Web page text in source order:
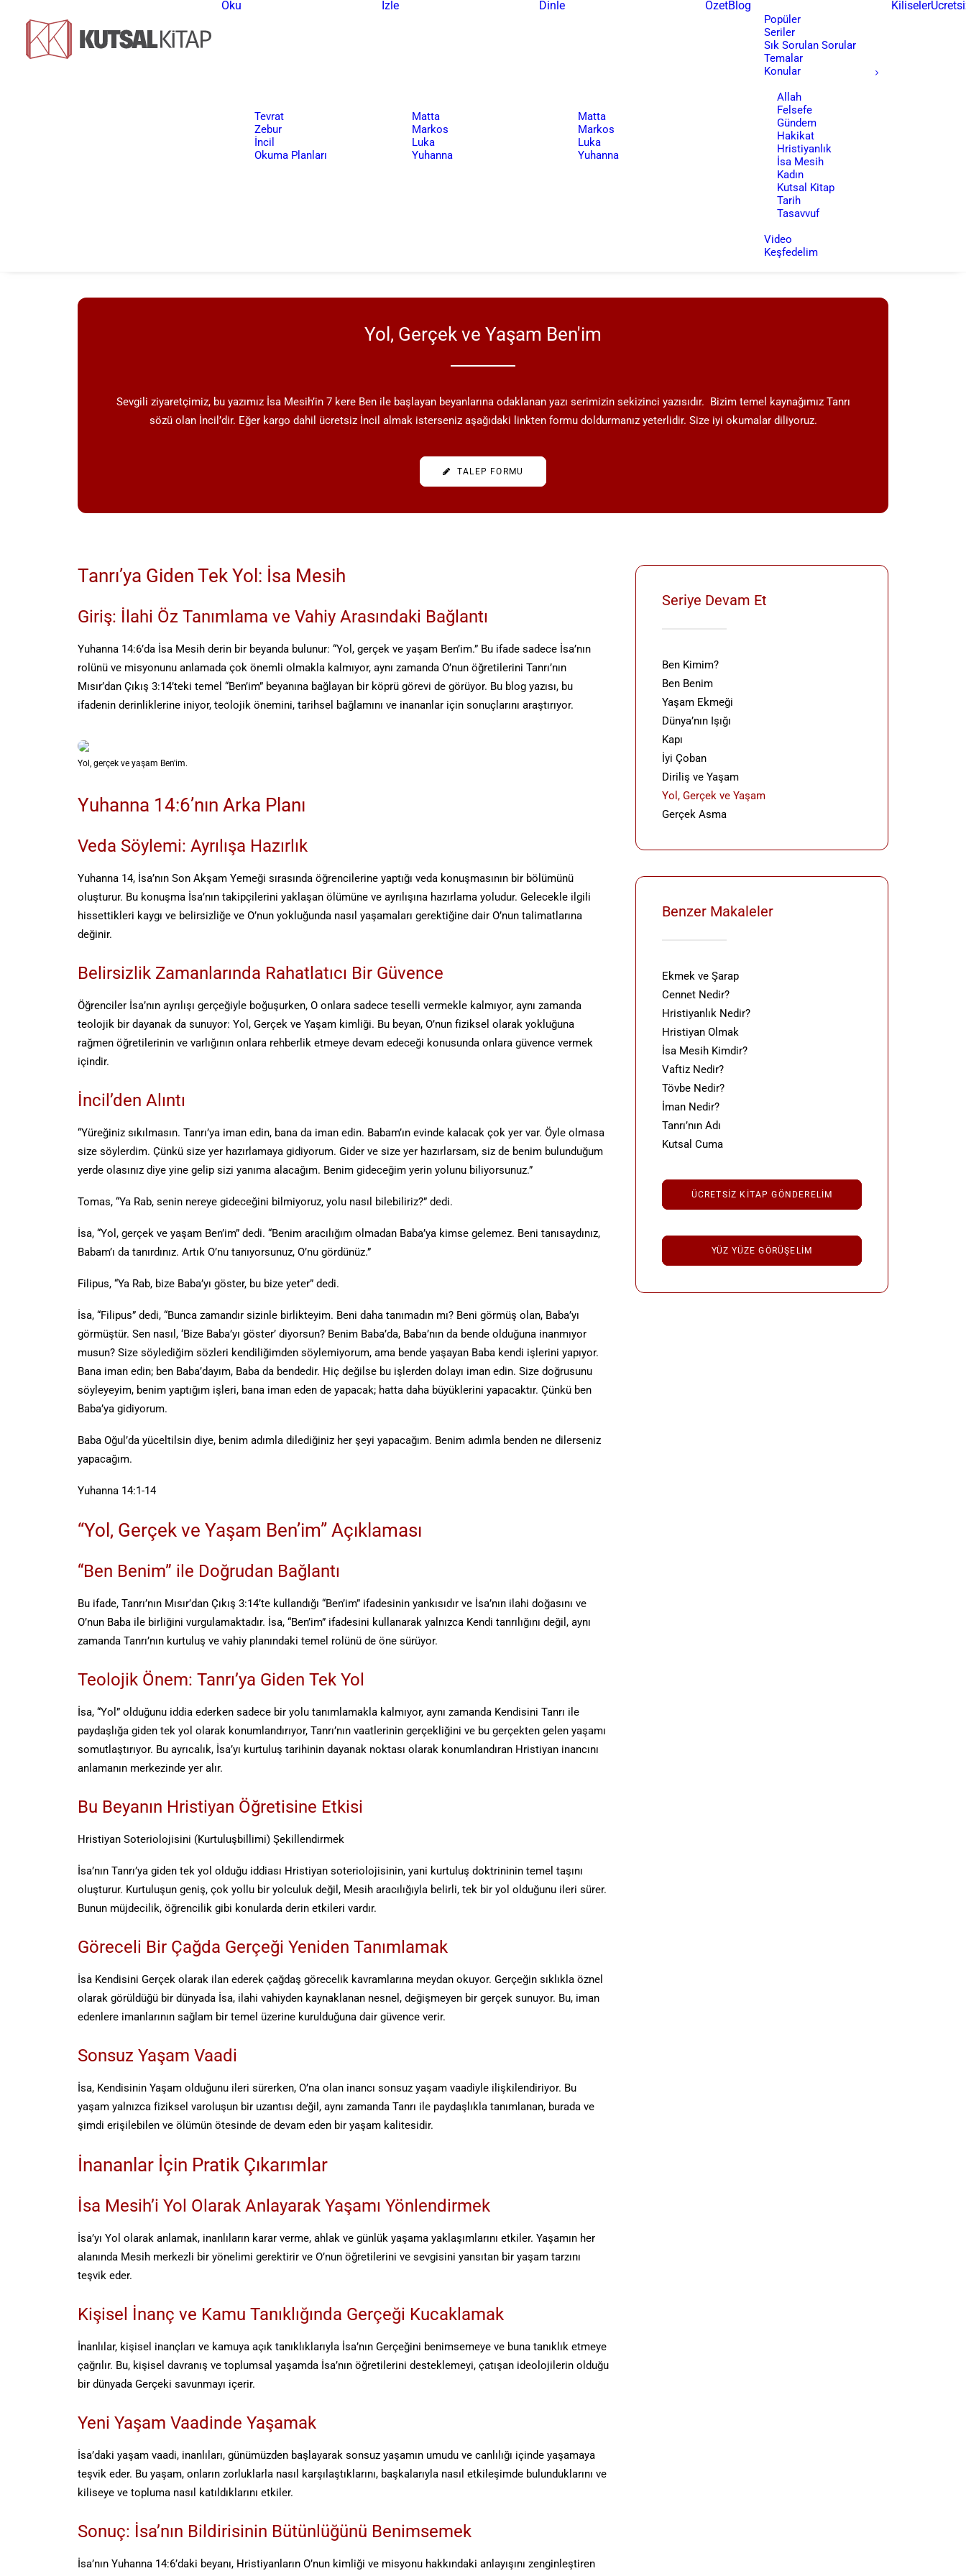
Oku
Tevrat
Zebur
İncil
Okuma Planları
İzle
Matta
Markos
Luka
Yuhanna
Dinle
Matta
Markos
Luka
Yuhanna
ÖzetBlog
Popüler
Seriler
Sık Sorulan Sorular
Temalar
Konular
Allah
Felsefe
Gündem
Hakikat
Hristiyanlık
İsa Mesih
Kadın
Kutsal Kitap
Tarih
Tasavvuf
Video
Keşfedelim
Kiliseler
Yol, Gerçek ve Yaşam Ben'im
Sevgili ziyaretçimiz, bu yazımız İsa Mesih’in 7 kere Ben ile başlayan beyanlarına odaklanan yazı serimizin sekizinci yazısıdır. Bizim temel kaynağımız Tanrı
sözü olan İncil’dir. Eğer kargo dahil ücretsiz İncil almak isterseniz aşağıdaki linkten formu doldurmanız yeterlidir. Size iyi okumalar diliyoruz.
TALEP FORMU
Tanrı’ya Giden Tek Yol: İsa Mesih
Giriş: İlahi Öz Tanımlama ve Vahiy Arasındaki Bağlantı
Yuhanna 14:6’da İsa Mesih derin bir beyanda bulunur: “Yol, gerçek ve yaşam Ben’im.” Bu ifade sadece İsa’nın
rolünü ve misyonunu anlamada çok önemli olmakla kalmıyor, aynı zamanda O’nun öğretilerini Tanrı’nın
Mısır’dan Çıkış 3:14’teki temel “Ben’im” beyanına bağlayan bir köprü görevi de görüyor. Bu blog yazısı, bu
ifadenin derinliklerine iniyor, teolojik önemini, tarihsel bağlamını ve inananlar için sonuçlarını araştırıyor.
Yol, gerçek ve yaşam Ben'im.
Yuhanna 14:6’nın Arka Planı
Veda Söylemi: Ayrılışa Hazırlık
Yuhanna 14, İsa’nın Son Akşam Yemeği sırasında öğrencilerine yaptığı veda konuşmasının bir bölümünü
oluşturur. Bu konuşma İsa’nın takipçilerini yaklaşan ölümüne ve ayrılışına hazırlama yoludur. Gelecekle ilgili
hissettikleri kaygı ve belirsizliğe ve O’nun yokluğunda nasıl yaşamaları gerektiğine dair O’nun talimatlarına
değinir.
Belirsizlik Zamanlarında Rahatlatıcı Bir Güvence
Öğrenciler İsa’nın ayrılışı gerçeğiyle boğuşurken, O onlara sadece teselli vermekle kalmıyor, aynı zamanda
teolojik bir dayanak da sunuyor: Yol, Gerçek ve Yaşam kimliği. Bu beyan, O’nun fiziksel olarak yokluğuna
rağmen öğretilerinin ve varlığının onlara rehberlik etmeye devam edeceği konusunda onlara güvence vermek
içindir.
İncil’den Alıntı
“Yüreğiniz sıkılmasın. Tanrı’ya iman edin, bana da iman edin. Babam’ın evinde kalacak çok yer var. Öyle olmasa
size söylerdim. Çünkü size yer hazırlamaya gidiyorum. Gider ve size yer hazırlarsam, siz de benim bulunduğum
yerde olasınız diye yine gelip sizi yanıma alacağım. Benim gideceğim yerin yolunu biliyorsunuz.”
Tomas, “Ya Rab, senin nereye gideceğini bilmiyoruz, yolu nasıl bilebiliriz?” dedi.
İsa, “Yol, gerçek ve yaşam Ben’im” dedi. “Benim aracılığım olmadan Baba’ya kimse gelemez. Beni tanısaydınız,
Babam’ı da tanırdınız. Artık O’nu tanıyorsunuz, O’nu gördünüz.”
Filipus, “Ya Rab, bize Baba’yı göster, bu bize yeter” dedi.
İsa, “Filipus” dedi, “Bunca zamandır sizinle birlikteyim. Beni daha tanımadın mı? Beni görmüş olan, Baba’yı
görmüştür. Sen nasıl, ‘Bize Baba’yı göster’ diyorsun? Benim Baba’da, Baba’nın da bende olduğuna inanmıyor
musun? Size söylediğim sözleri kendiliğimden söylemiyorum, ama bende yaşayan Baba kendi işlerini yapıyor.
Bana iman edin; ben Baba’dayım, Baba da bendedir. Hiç değilse bu işlerden dolayı iman edin. Size doğrusunu
söyleyeyim, benim yaptığım işleri, bana iman eden de yapacak; hatta daha büyüklerini yapacaktır. Çünkü ben
Baba’ya gidiyorum.
Baba Oğul’da yüceltilsin diye, benim adımla dilediğiniz her şeyi yapacağım. Benim adımla benden ne dilerseniz
yapacağım.
Yuhanna 14:1-14
“Yol, Gerçek ve Yaşam Ben’im” Açıklaması
“Ben Benim” ile Doğrudan Bağlantı
Bu ifade, Tanrı’nın Mısır’dan Çıkış 3:14’te kullandığı “Ben’im” ifadesinin yankısıdır ve İsa’nın ilahi doğasını ve
O’nun Baba ile birliğini vurgulamaktadır. İsa, “Ben’im” ifadesini kullanarak yalnızca Kendi tanrılığını değil, aynı
zamanda Tanrı’nın kurtuluş ve vahiy planındaki temel rolünü de öne sürüyor.
Teolojik Önem: Tanrı’ya Giden Tek Yol
İsa, “Yol” olduğunu iddia ederken sadece bir yolu tanımlamakla kalmıyor, aynı zamanda Kendisini Tanrı ile
paydaşlığa giden tek yol olarak konumlandırıyor, Tanrı’nın vaatlerinin gerçekliğini ve bu gerçekten gelen yaşamı
somutlaştırıyor. Bu ayrıcalık, İsa’yı kurtuluş tarihinin dayanak noktası olarak konumlandıran Hristiyan inancını
anlamanın merkezinde yer alır.
Bu Beyanın Hristiyan Öğretisine Etkisi
Hristiyan Soteriolojisini (Kurtuluşbillimi) Şekillendirmek
İsa’nın Tanrı’ya giden tek yol olduğu iddiası Hristiyan soteriolojisinin, yani kurtuluş doktrininin temel taşını
oluşturur. Kurtuluşun geniş, çok yollu bir yolculuk değil, Mesih aracılığıyla belirli, tek bir yol olduğunu ileri sürer.
Bunun müjdecilik, öğrencilik gibi konularda derin etkileri vardır.
Göreceli Bir Çağda Gerçeği Yeniden Tanımlamak
İsa Kendisini Gerçek olarak ilan ederek çağdaş görecelik kavramlarına meydan okuyor. Gerçeğin sıklıkla öznel
olarak görüldüğü bir dünyada İsa, ilahi vahiyden kaynaklanan nesnel, değişmeyen bir gerçek sunuyor. Bu, iman
edenlere imanlarının sağlam bir temel üzerine kurulduğuna dair güvence verir.
Sonsuz Yaşam Vaadi
İsa, Kendisinin Yaşam olduğunu ileri sürerken, O’na olan inancı sonsuz yaşam vaadiyle ilişkilendiriyor. Bu
yaşam yalnızca fiziksel varoluşun bir uzantısı değil, aynı zamanda Tanrı ile paydaşlıkla tanımlanan, burada ve
şimdi erişilebilen ve ölümün ötesinde de devam eden bir yaşam kalitesidir.
İnananlar İçin Pratik Çıkarımlar
İsa Mesih’i Yol Olarak Anlayarak Yaşamı Yönlendirmek
İsa’yı Yol olarak anlamak, inanlıların karar verme, ahlak ve günlük yaşama yaklaşımlarını etkiler. Yaşamın her
alanında Mesih merkezli bir yönelimi gerektirir ve O’nun öğretilerini ve sevgisini yansıtan bir yaşam tarzını
teşvik eder.
Kişisel İnanç ve Kamu Tanıklığında Gerçeği Kucaklamak
İnanlılar, kişisel inançları ve kamuya açık tanıklıklarıyla İsa’nın Gerçeğini benimsemeye ve buna tanıklık etmeye
çağrılır. Bu, kişisel davranış ve toplumsal yaşamda İsa’nın öğretilerini desteklemeyi, çatışan ideolojilerin olduğu
bir dünyada Gerçeki savunmayı içerir.
Yeni Yaşam Vaadinde Yaşamak
İsa’daki yaşam vaadi, inanlıları, günümüzden başlayarak sonsuz yaşamın umudu ve canlılığı içinde yaşamaya
teşvik eder. Bu yaşam, onların zorluklarla nasıl karşılaştıklarını, başkalarıyla nasıl etkileşimde bulunduklarını ve
kiliseye ve topluma nasıl katıldıklarını etkiler.
Sonuç: İsa’nın Bildirisinin Bütünlüğünü Benimsemek
İsa’nın Yuhanna 14:6’daki beyanı, Hristiyanların O’nun kimliği ve misyonu hakkındaki anlayışını zenginleştiren
Seriye Devam Et
Ben Kimim?
Ben Benim
Yaşam Ekmeği
Dünya’nın Işığı
Kapı
İyi Çoban
Diriliş ve Yaşam
Yol, Gerçek ve Yaşam
Gerçek Asma
Benzer Makaleler
Ekmek ve Şarap
Cennet Nedir?
Hristiyanlık Nedir?
Hristiyan Olmak
İsa Mesih Kimdir?
Vaftiz Nedir?
Tövbe Nedir?
İman Nedir?
Tanrı’nın Adı
Kutsal Cuma
ÜCRETSIZ KITAP GÖNDERELIM
YÜZ YÜZE GÖRÜŞELIM